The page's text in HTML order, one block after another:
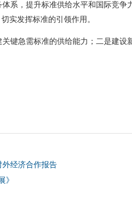
系，提升标准供给水平和国际竞
实发挥标准的引领作用。
键急需标准的供给能力；二是建
外经济合作报告
》